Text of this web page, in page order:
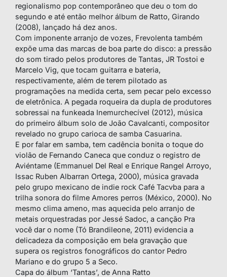
regionalismo pop contemporâneo que deu o tom do
segundo e até então melhor álbum de Ratto, Girando
(2008), lançado há dez anos.
Com imponente arranjo de vozes, Frevolenta também
expõe uma das marcas de boa parte do disco: a pressão
do som tirado pelos produtores de Tantas, JR Tostoi e
Marcelo Vig, que tocam guitarra e bateria,
respectivamente, além de terem pilotado as
programações na medida certa, sem pecar pelo excesso
de eletrônica. A pegada roqueira da dupla de produtores
sobressai na funkeada Inemurchecível (2012), música
do primeiro álbum solo de João Cavalcanti, compositor
revelado no grupo carioca de samba Casuarina.
E por falar em samba, tem cadência bonita o toque do
violão de Fernando Caneca que conduz o registro de
Aviéntame (Emmanuel Del Real e Enrique Rangel Arroyo,
Issac Ruben Albarran Ortega, 2000), música gravada
pelo grupo mexicano de indie rock Café Tacvba para a
trilha sonora do filme Amores perros (México, 2000). No
mesmo clima ameno, mas aquecida pelo arranjo de
metais orquestradas por Jessé Sadoc, a canção Pra
você dar o nome (Tó Brandileone, 2011) evidencia a
delicadeza da composição em bela gravação que
supera os registros fonográficos do cantor Pedro
Mariano e do grupo 5 a Seco.
Capa do álbum ‘Tantas’, de Anna Ratto